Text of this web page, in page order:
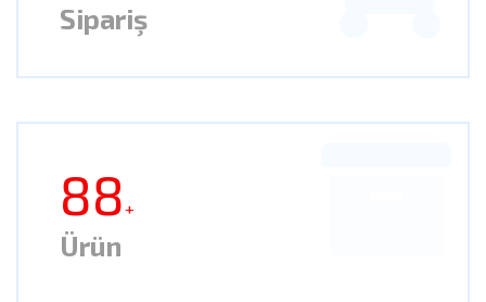
Sipariş
88+
Ürün